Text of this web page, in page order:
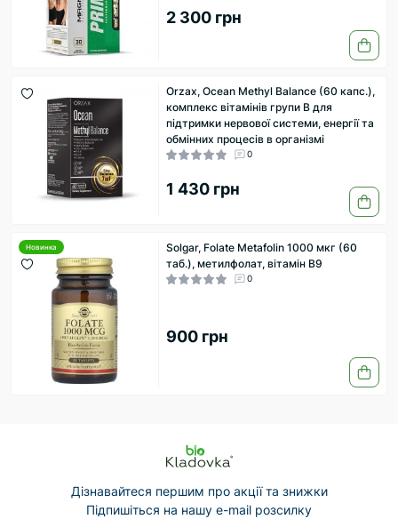
2 300 грн
Orzax, Ocean Methyl Balance (60 капс.),
комплекс вітамінів групи B для
підтримки нервової системи, енергії та
обмінних процесів в організмі
0
1 430 грн
Новинка
Solgar, Folate Metafolin 1000 мкг (60
таб.), метилфолат, вітамін B9
0
900 грн
Дізнавайтеся першим про акції та знижки
Підпишіться на нашу e-mail розсилку